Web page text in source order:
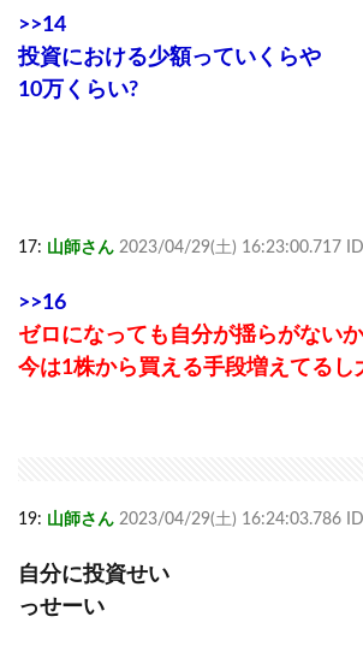
>>14
投資における少額っていくらや
10万くらい?
17: 山師さん 2023/04/29(土) 16:23:00.717
>>16
ゼロになっても自分が揺らがない
今は1株から買える手段増えてるし
19: 山師さん 2023/04/29(土) 16:24:03.786
自分に投資せい
っせーい